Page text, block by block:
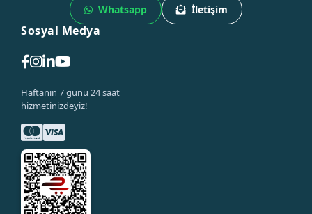
Whatsapp İletişim
Sosyal Medya
Haftanın 7 günü 24 saat
hizmetinizdeyiz!